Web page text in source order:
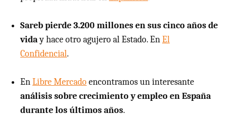
Sareb pierde 3.200 millones en sus cinco años de
viday hace otro agujero al Estado. EnEl
Confidencial.
EnLibre Mercadoencontramos un interesante
análisis sobre crecimiento y empleo en España
durante los últimos años.